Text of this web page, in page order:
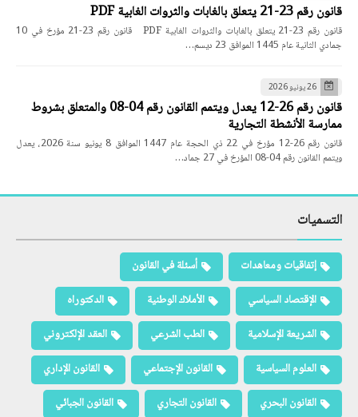
قانون رقم 23-21 يتعلق بالغابات والثروات الغابية PDF
قانون رقم 23-21 يتعلق بالغابات والثروات الغابية PDF قانون رقم 23-21 مؤرخ في 10
جمادي الثانية عام 1445 الموافق 23 ديسم…
26 يونيو 2026
قانون رقم 26-12 يعدل ويتمم القانون رقم 04-08 والمتعلق بشروط
ممارسة الأنشطة التجارية
قانون رقم 26-12 مؤرخ في 22 ذي الحجة عام 1447 الموافق 8 يونيو سنة 2026، يعدل
ويتمم القانون رقم 04-08 المؤرخ في 27 جماد…
التسميات
إتفاقيات ومعاهدات
أسئلة في القانون
الإقتصاد السياسي
الأملاك الوطنية
الدكتوراه
الشريعة الإسلامية
الطب الشرعي
العقد الإلكتروني
العلوم السياسية
القانون الإجتماعي
القانون الإداري
القانون البحري
القانون التجاري
القانون الجبائي